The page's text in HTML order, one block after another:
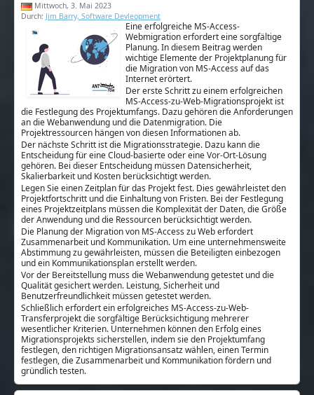
Mittwoch, 3. Mai 2023
Durch: Jim Barry, Software Devleopment
Eine erfolgreiche MS-Access-
Webmigration erfordert eine sorgfältige
Planung. In diesem Beitrag werden
wichtige Elemente der Projektplanung für
die Migration von MS-Access auf das
Internet erörtert.
Der erste Schritt zu einem erfolgreichen
MS-Access-zu-Web-Migrationsprojekt ist
die Festlegung des Projektumfangs. Dazu gehören die Anforderungen
an die Webanwendung und die Datenmigration. Die
Projektressourcen hängen von diesen Informationen ab.
Der nächste Schritt ist die Migrationsstrategie. Dazu kann die
Entscheidung für eine Cloud-basierte oder eine Vor-Ort-Lösung
gehören. Bei dieser Entscheidung müssen Datensicherheit,
Skalierbarkeit und Kosten berücksichtigt werden.
Legen Sie einen Zeitplan für das Projekt fest. Dies gewährleistet den
Projektfortschritt und die Einhaltung von Fristen. Bei der Festlegung
eines Projektzeitplans müssen die Komplexität der Daten, die Größe
der Anwendung und die Ressourcen berücksichtigt werden.
Die Planung der Migration von MS-Access zu Web erfordert
Zusammenarbeit und Kommunikation. Um eine unternehmensweite
Abstimmung zu gewährleisten, müssen die Beteiligten einbezogen
und ein Kommunikationsplan erstellt werden.
Vor der Bereitstellung muss die Webanwendung getestet und die
Qualität gesichert werden. Leistung, Sicherheit und
Benutzerfreundlichkeit müssen getestet werden.
Schließlich erfordert ein erfolgreiches MS-Access-zu-Web-
Transferprojekt die sorgfältige Berücksichtigung mehrerer
wesentlicher Kriterien. Unternehmen können den Erfolg eines
Migrationsprojekts sicherstellen, indem sie den Projektumfang
festlegen, den richtigen Migrationsansatz wählen, einen Termin
festlegen, die Zusammenarbeit und Kommunikation fördern und
gründlich testen.